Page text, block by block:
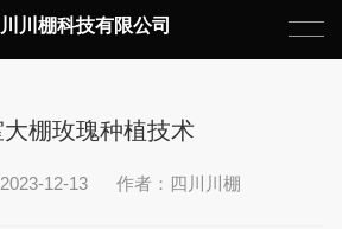
川棚科技有限公司
棚玫瑰种植技术
12-13 作者：四川川棚